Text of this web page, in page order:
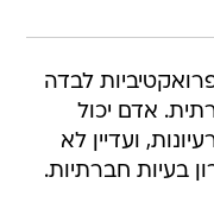
לבדה
אדם יכול
ועדיין לא
בעיות חברתיות.